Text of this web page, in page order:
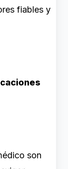
fiables y
son